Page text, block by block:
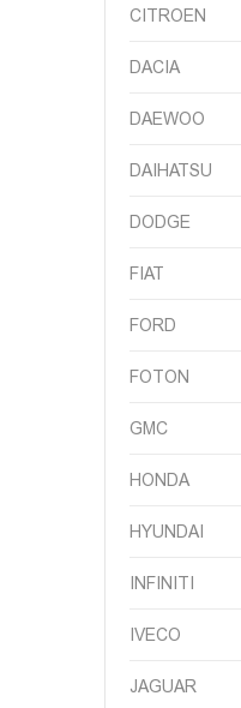
CITROEN
DACIA
DAEWOO
DAIHATSU
DODGE
FIAT
FORD
FOTON
GMC
HONDA
HYUNDAI
INFINITI
IVECO
JAGUAR